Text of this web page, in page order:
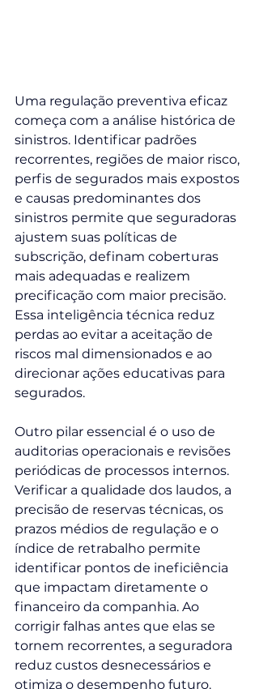
Uma regulação preventiva eficaz
começa com a análise histórica de
sinistros. Identificar padrões
recorrentes, regiões de maior risco,
perfis de segurados mais expostos
e causas predominantes dos
sinistros permite que seguradoras
ajustem suas políticas de
subscrição, definam coberturas
mais adequadas e realizem
precificação com maior precisão.
Essa inteligência técnica reduz
perdas ao evitar a aceitação de
riscos mal dimensionados e ao
direcionar ações educativas para
segurados.
Outro pilar essencial é o uso de
auditorias operacionais e revisões
periódicas de processos internos.
Verificar a qualidade dos laudos, a
precisão de reservas técnicas, os
prazos médios de regulação e o
índice de retrabalho permite
identificar pontos de ineficiência
que impactam diretamente o
financeiro da companhia. Ao
corrigir falhas antes que elas se
tornem recorrentes, a seguradora
reduz custos desnecessários e
otimiza o desempenho futuro.